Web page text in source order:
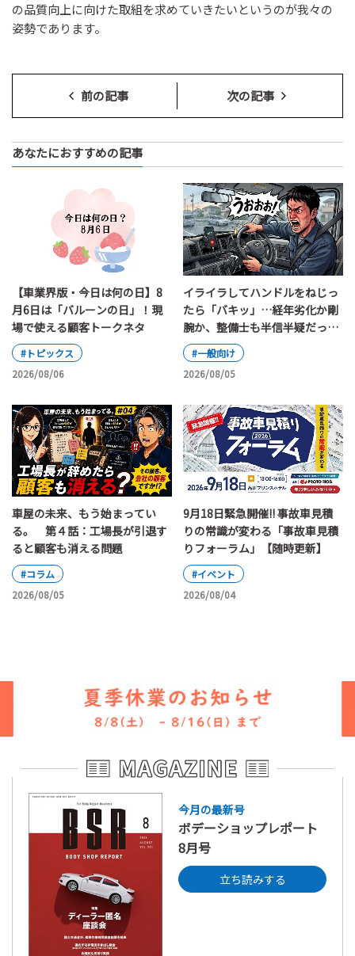
の品質向上に向けた取組を求めていきたいというのが我々の
姿勢であります。
前の記事 次の記事
あなたにおすすめの記事
【車業界版・今日は何の日】8
月6日は「バルーンの日」！現
場で使える顧客トークネタ
#トピックス
2026/08/06
イライラしてハンドルをねじっ
たら「バキッ」…経年劣化か剛
腕か、整備士も半信半疑だった
素手によるハンドル切断事件
#一般向け
2026/08/05
車屋の未来、もう始まってい
る。 第４話：工場長が引退す
ると顧客も消える問題
#コラム
2026/08/05
9月18日緊急開催!! 事故車見積
りの常識が変わる「事故車見積
りフォーラム」【随時更新】
#イベント
2026/08/04
今月の最新号
ボデーショップレポート
8月号
立ち読みする